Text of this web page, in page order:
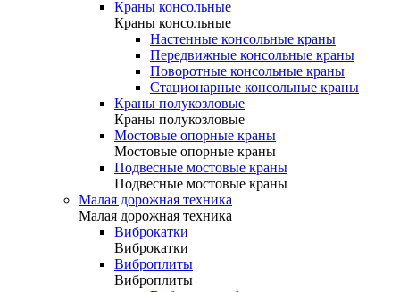
Краны консольные
Краны консольные
Настенные консольные краны
Передвижные консольные краны
Поворотные консольные краны
Стационарные консольные краны
Краны полукозловые
Краны полукозловые
Мостовые опорные краны
Мостовые опорные краны
Подвесные мостовые краны
Подвесные мостовые краны
Малая дорожная техника
Малая дорожная техника
Виброкатки
Виброкатки
Виброплиты
Виброплиты